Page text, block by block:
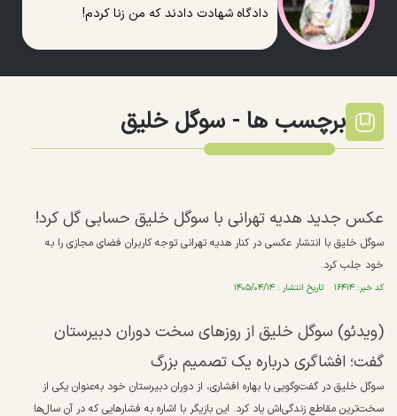
دادگاه شهادت دادند که من زنا کردم!
برچسب ها - سوگل خلیق
عکس جدید هدیه تهرانی با سوگل خلیق حسابی گل کرد!
سوگل خلیق با انتشار عکسی در کنار هدیه تهرانی توجه کاربران فضای مجازی را به
خود جلب کرد.
کد خبر: ۱۶۴۱۴ تاریخ انتشار : ۱۴۰۵/۰۴/۱۴
(ویدئو) سوگل خلیق از روزهای سخت دوران دبیرستان
گفت؛ افشاگری درباره یک تصمیم بزرگ
سوگل خلیق در گفت‌وگویی با بهاره افشاری، از دوران دبیرستان خود به‌عنوان یکی از
سخت‌ترین مقاطع زندگی‌اش یاد کرد. این بازیگر با اشاره به فشار‌هایی که در آن سال‌ها